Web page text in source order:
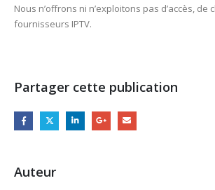
Nous n’offrons ni n’exploitons pas d’accès, de
fournisseurs IPTV.
Partager cette publication
Auteur